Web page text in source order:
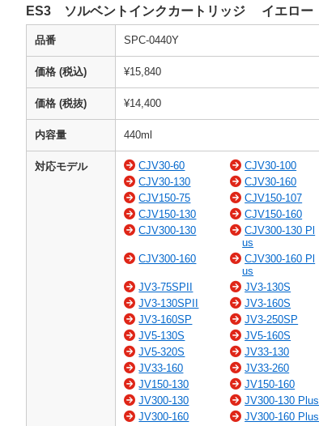
ES3 ソルベントインクカートリッジ イエロー
品番 SPC-0440Y
価格 (税込) ¥15,840
価格 (税抜) ¥14,400
内容量 440ml
対応モデル CJV30-60
CJV30-100
CJV30-130
CJV30-160
CJV150-75
CJV150-107
CJV150-130
CJV150-160
CJV300-130
CJV300-130 Pl
us
CJV300-160
CJV300-160 Pl
us
JV3-75SPII
JV3-130S
JV3-130SPII
JV3-160S
JV3-160SP
JV3-250SP
JV5-130S
JV5-160S
JV5-320S
JV33-130
JV33-160
JV33-260
JV150-130
JV150-160
JV300-130
JV300-130 Plus
JV300-160
JV300-160 Plus